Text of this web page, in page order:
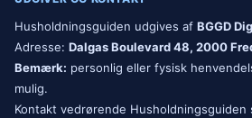
Husholdningsguiden udgives af BGGD
Adresse: Dalgas Boulevard 48, 2000
Bemærk: personlig eller fysisk
mulig.
Kontakt vedrørende Husholdningsguiden